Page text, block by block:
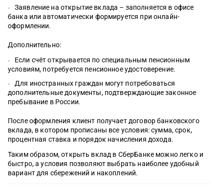
Заявление на открытие вклада – заполняется в офисе
банка или автоматически формируется при онлайн-
оформлении.
Дополнительно:
Если счёт открывается по специальным пенсионным
условиям, потребуется пенсионное удостоверение.
Для иностранных граждан могут потребоваться
дополнительные документы, подтверждающие законное
пребывание в России.
После оформления клиент получает договор банковского
вклада, в котором прописаны все условия: сумма, срок,
процентная ставка и порядок начисления дохода.
Таким образом, открыть вклад в СберБанке можно легко и
быстро, а условия позволяют выбрать наиболее удобный
вариант для сбережений и накоплений.